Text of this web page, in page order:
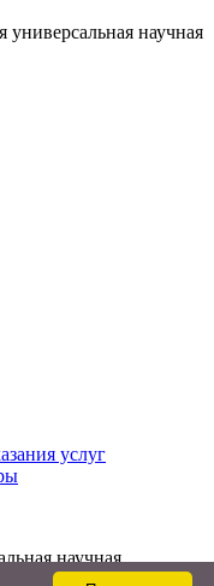
научная
услуг
научная